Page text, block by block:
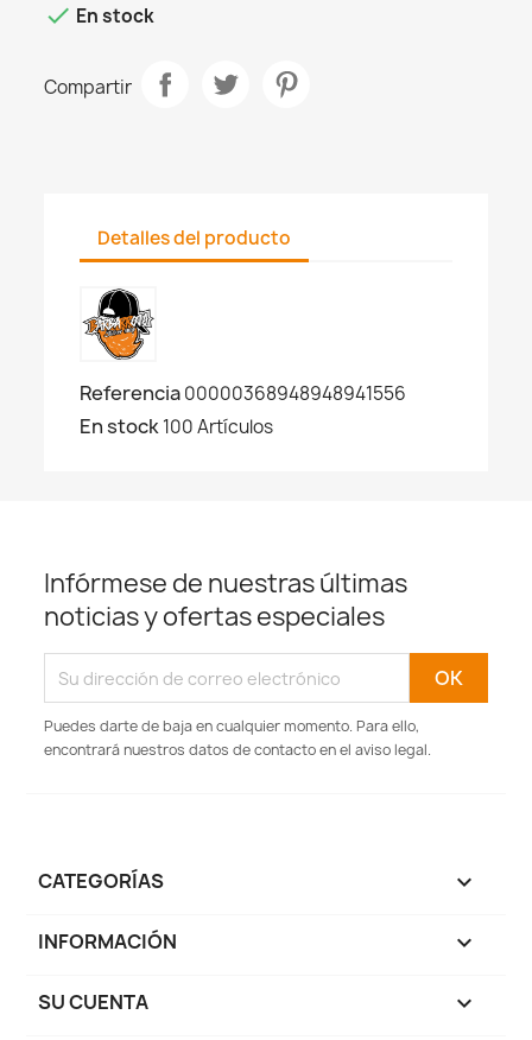
 En stock
Compartir
Detalles del producto
Referencia00000368948948941556
En stock100 Artículos
Infórmese de nuestras últimas
noticias y ofertas especiales
Puedes darte de baja en cualquier momento. Para ello,
encontrará nuestros datos de contacto en el aviso legal.
CATEGORÍAS 
INFORMACIÓN 
SU CUENTA 